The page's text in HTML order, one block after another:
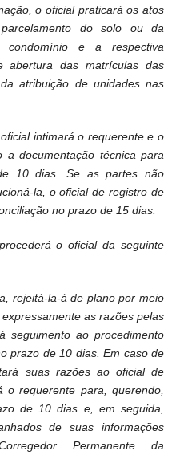
o oficial praticará os atos
do solo ou da
condomínio e a respectiva
abertura das matrículas das
atribuição de unidades nas
intimará o requerente e o
a documentação técnica para
10 dias. Se as partes não
la, o oficial de registro de
no prazo de 15 dias.
o oficial da seguinte
rejeitá-la-á de plano por meio
as razões pelas
seguimento ao procedimento
prazo de 10 dias. Em caso de
suas razões ao oficial de
requerente para, querendo,
de 10 dias e, em seguida,
de suas informações
Permanente da